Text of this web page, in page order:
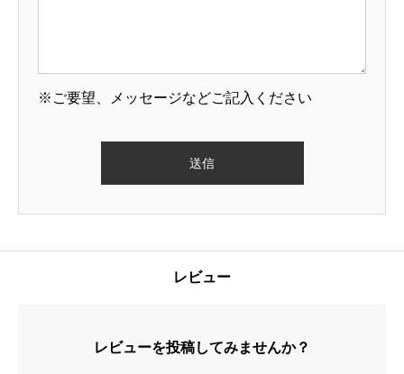
※ご要望、メッセージなどご記入ください
レビュー
レビューを投稿してみませんか？